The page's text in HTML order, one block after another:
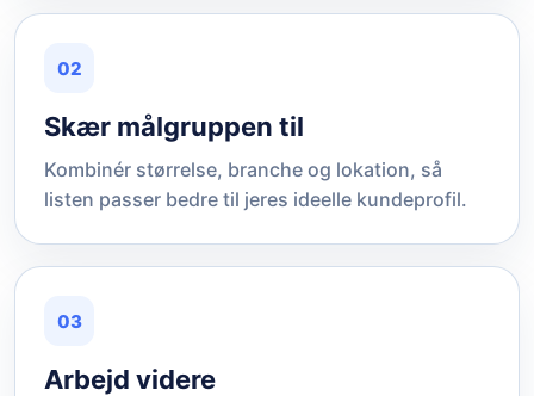
02
Skær målgruppen til
Kombinér størrelse, branche og lokation, så
listen passer bedre til jeres ideelle kundeprofil.
03
Arbejd videre